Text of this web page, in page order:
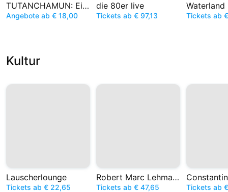
TUTANCHAMUN: Ein Immersives Abenteuer
Angebote ab € 18,00
die 80er live
Tickets ab € 97,13 Tickets ab
Kultur
Lauscherlounge
Tickets ab € 22,65
Robert Marc Lehmann
Tickets ab € 47,65 Tickets ab